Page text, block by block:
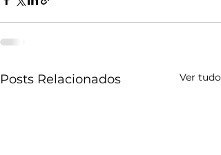
Posts Relacionados Ver tudo